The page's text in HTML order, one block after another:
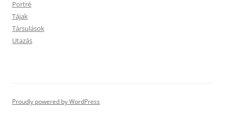
Portré
Tájak
Társulások
Utazás
Proudly powered by WordPress